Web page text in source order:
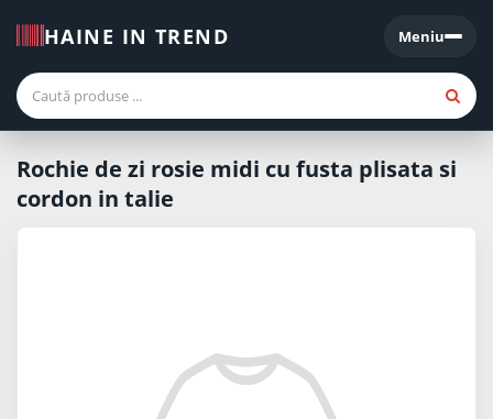
HAINE IN TREND Meniu
Meniu
Rochie de zi rosie midi cu fusta plisata si
cordon in talie